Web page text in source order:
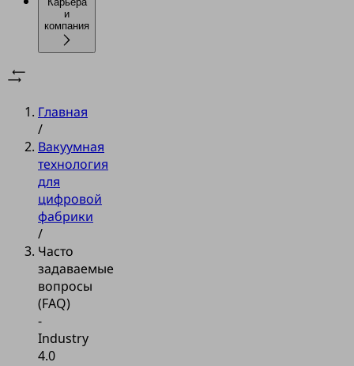
и
компания
Главная
/
Вакуумная
технология
для
цифровой
фабрики
/
Часто
задаваемые
вопросы
(FAQ)
-
Industry
4.0